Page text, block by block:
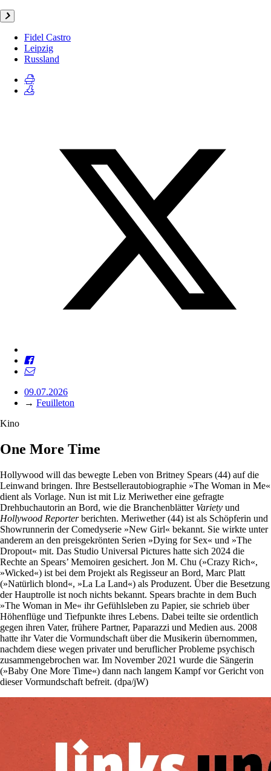
Fidel Castro
Leipzig
Russland
09.07.2026
→ Feuilleton
Kino
One More Time
Hollywood will das bewegte Leben von Britney Spears (44) auf die
Leinwand bringen. Ihre Bestsellerautobiographie »The Woman in Me«
dient als Vorlage. Nun ist mit Liz Meriwether eine gefragte
Drehbuchautorin an Bord, wie die Branchenblätter Variety und
Hollywood Reporterberichten. Meriwether (44) ist als Schöpferin und
Show­runnerin der Comedyserie »New Girl« bekannt. Sie wirkte unter
anderem an den preisgekrönten Serien »Dying for Sex« und »The
Dropout« mit. Das Studio Universal Pictures hatte sich 2024 die
Rechte an Spears’ Memoiren gesichert. Jon M. Chu (»Crazy Rich«,
»Wicked«) ist bei dem Projekt als Regisseur an Bord, Marc Platt
(»Natürlich blond«, »La La Land«) als Produzent. Über die Besetzung
der Hauptrolle ist noch nichts bekannt. Spears brachte in dem Buch
»The Woman in Me« ihr Gefühlsleben zu Papier, sie schrieb über
Höhenflüge und Tiefpunkte ihres Lebens. Dabei teilte sie ordentlich
gegen ihren Vater, frühere Partner, Paparazzi und Medien aus. 2008
hatte ihr Vater die Vormundschaft über die Musikerin übernommen,
nachdem diese wegen privater und beruflicher Probleme psychisch
zusammengebrochen war. Im November 2021 wurde die Sängerin
(»Baby One More Time«) dann nach langem Kampf vor Gericht von
dieser Vormundschaft befreit. (dpa/jW)